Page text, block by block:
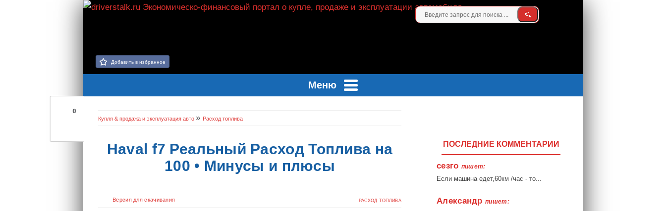
Добавить в избранное
Меню
0
Купля & продажа и эксплуатация авто » Расход топлива
Haval f7 Реальный Расход Топлива на
100 • Минусы и плюсы
Версия для скачивания РАСХОД ТОПЛИВА
ПОСЛЕДНИЕ КОММЕНТАРИИ
сезго пишет:
Если машина едет,60км /час - то...
Александр пишет: